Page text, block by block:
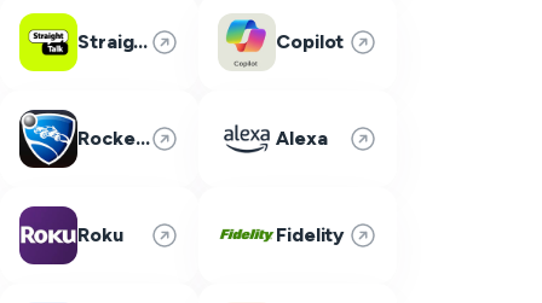
Straight Talk Copilot
Rocket League Alexa
Roku Fidelity